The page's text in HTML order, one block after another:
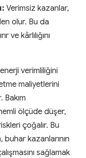
Verimsiz kazanlar,
olur. Bu da
ve kârlılığını
verimliliğini
maliyetlerini
ölçüde düşer,
çoğalır. Bu
kazanlarının
sağlamak